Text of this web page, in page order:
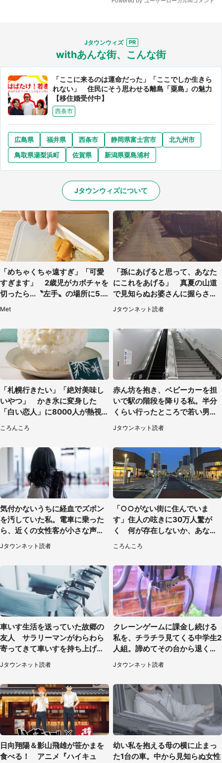
Jタウンウィズ
withあんな街、こんな街
「ここに来るのは運命だった」「ここでしか生きら
れない」 住民にそう思わせる離島「粟島」の魅力
【移住婚受付中】
西条市
広島県 福井県 西条市 静岡県富士宮市
北九州市
鳥取県湯梨浜町
佐賀県 新潟県粟島浦村
Jタウンウィズについて
「めちゃくちゃ遠すぎ」「可愛
すぎます」 2歳児がカボチャを
切ったら...〝左手〟の場所に5.3
Met
「孫にあげると思って、あなた
にこれをあげる」 真夏の山道
で見知らぬお婆さんに握らされ
たもの（山口県・30代女性）
Jタウンネット読者
「札幌行きたい」「絶対美味し
いやつ」 かき氷に変身した
「白い恋人」に8000人が熱視
ころんころ
赤ん坊を抱き、ベビーカーを担
いで駅の階段を降りる私。半分
くらい行ったところで若い男性
が...（埼玉県・50代女性）
Jタウンネット読者
気付かないうちに経血でズボン
を汚していた私。電車に乗った
ら、近くの女性客が小さな声で
（千葉県・10代女性）
Jタウンネット読者
「○○がない街に住んでいま
す」住人の呟きに30万人驚が
く 何が存在しないか、あなた
ころんころ
車いす生活を送っていた故郷の
友人 サラリーマンがわらわら
寄ってきて車いすを持ち上げ連
れて行った（福岡県・60代女
性）
Jタウンネット読者
クレーンゲームに課金し続ける
私を、チラチラ見てくる中学生2
人組。諦めてその台から退く
と、後ろから声が（東京都・40
代女性）
Jタウンネット読者
日向翔陽＆影山飛雄が笹かまを
食べる！ アニメ『ハイキュ
幼い私を抱える母の横に止まっ
た1台の車。中から見知らぬ女性